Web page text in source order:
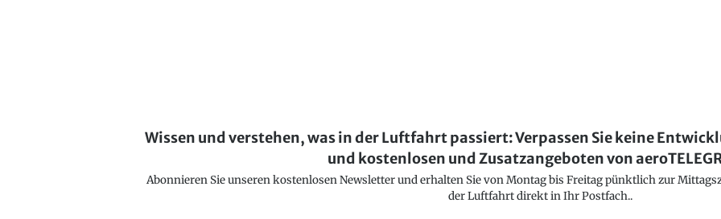
Wissen und verstehen, was in der Luftfahrt passiert: Verpassen Sie keine
und kostenlosen und Zusatzangeboten von
Abonnieren Sie unseren kostenlosen Newsletter und erhalten Sie von Montag bis Freitag pünktlich zur
der Luftfahrt direkt in Ihr Postfach..